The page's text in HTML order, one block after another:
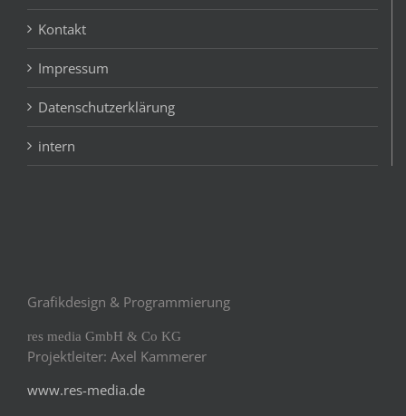
Kontakt
Impressum
Datenschutzerklärung
intern
Grafikdesign & Programmierung
res media GmbH & Co KG
Projektleiter: Axel Kammerer
www.res-media.de